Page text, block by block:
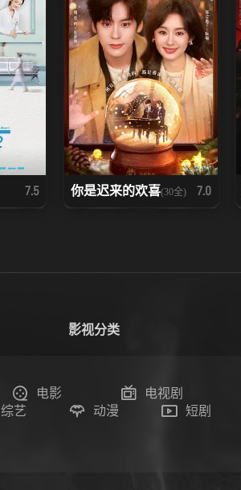
7.5 你是迟来的欢喜(30全) 7.0
影视分类
电影
电视剧
综艺
动漫 短剧